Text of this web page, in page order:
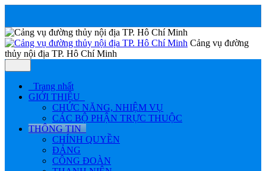
Cảng vụ đường
thủy nội địa TP. Hô Chí Minh
Trang nhất
GIỚI THIỆU
CHỨC NĂNG, NHIỆM VỤ
CÁC BỘ PHẬN TRỰC THUỘC
THÔNG TIN
CHÍNH QUYỀN
ĐẢNG
CÔNG ĐOÀN